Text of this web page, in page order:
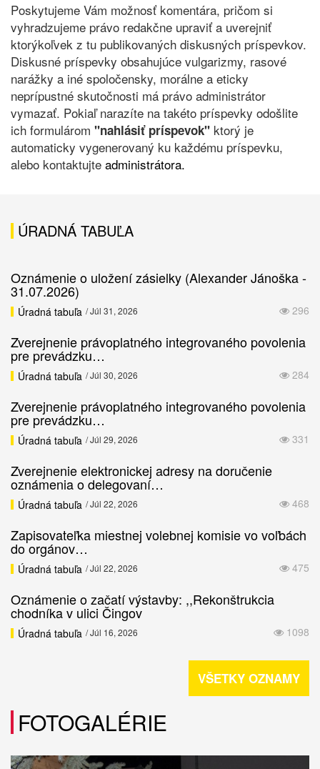
Poskytujeme Vám možnosť komentára, pričom si
vyhradzujeme právo redakčne upraviť a uverejniť
ktorýkoľvek z tu publikovaných diskusných príspevkov.
Diskusné príspevky obsahujúce vulgarizmy, rasové
narážky a iné spoločensky, morálne a eticky
neprípustné skutočnosti má právo administrátor
vymazať. Pokiaľ narazíte na takéto príspevky odošlite
ich formulárom "nahlásiť príspevok" ktorý je
automaticky vygenerovaný ku každému príspevku,
alebo kontaktujte administrátora.
ÚRADNÁ TABUĽA
Oznámenie o uložení zásielky (Alexander Jánoška -
31.07.2026)
296
Úradná tabuľa / Júl 31, 2026
Zverejnenie právoplatného integrovaného povolenia
pre prevádzku…
284
Úradná tabuľa / Júl 30, 2026
Zverejnenie právoplatného integrovaného povolenia
pre prevádzku…
331
Úradná tabuľa / Júl 29, 2026
Zverejnenie elektronickej adresy na doručenie
oznámenia o delegovaní…
468
Úradná tabuľa / Júl 22, 2026
Zapisovateľka miestnej volebnej komisie vo voľbách
do orgánov…
475
Úradná tabuľa / Júl 22, 2026
Oznámenie o začatí výstavby: ,,Rekonštrukcia
chodníka v ulici Čingov
1098
Úradná tabuľa / Júl 16, 2026
VŠETKY OZNAMY
FOTOGALÉRIE